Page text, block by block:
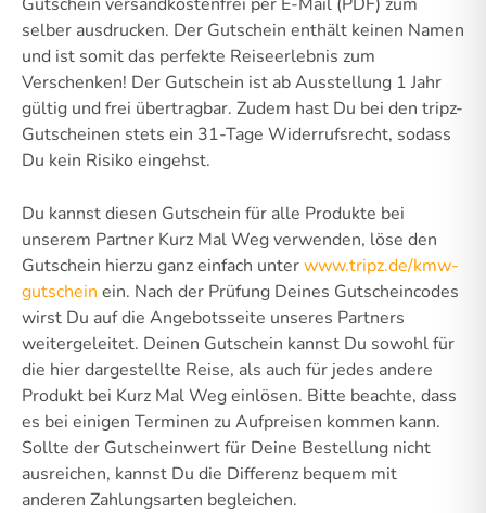
selber ausdrucken. Der Gutschein enthält keinen Namen
und ist somit das perfekte Reiseerlebnis zum
Verschenken! Der Gutschein ist ab Ausstellung 1 Jahr
gültig und frei übertragbar. Zudem hast Du bei den tripz-
Gutscheinen stets ein 31-Tage Widerrufsrecht, sodass
Du kein Risiko eingehst.
Du kannst diesen Gutschein für alle Produkte bei
unserem Partner Kurz Mal Weg verwenden, löse den
Gutschein hierzu ganz einfach unterwww.tripz.de/kmw-
gutschein ein. Nach der Prüfung Deines Gutscheincodes
wirst Du auf die Angebotsseite unseres Partners
weitergeleitet. Deinen Gutschein kannst Du sowohl für
die hier dargestellte Reise, als auch für jedes andere
Produkt bei Kurz Mal Weg einlösen. Bitte beachte, dass
es bei einigen Terminen zu Aufpreisen kommen kann.
Sollte der Gutscheinwert für Deine Bestellung nicht
ausreichen, kannst Du die Differenz bequem mit
anderen Zahlungsarten begleichen.